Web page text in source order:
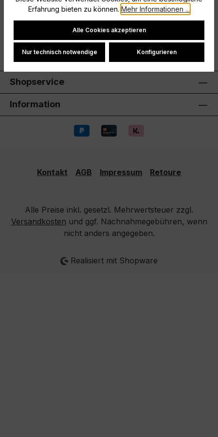
Hersteller
Shopservice
Information
Kontakt AGB Impressum Retoure
Alle Preise inkl. gesetzl. Mehrwertsteuer zzgl.
Versandkosten und ggf. Nachnahmegebühren, wenn
nicht anders angegeben.
Realisiert mit Shopware
Erfahrung bieten zu können. Mehr Informationen ...
Cookie-Einstellungen
Alle Cookies akzeptieren
Nur technisch notwendige Konfigurieren